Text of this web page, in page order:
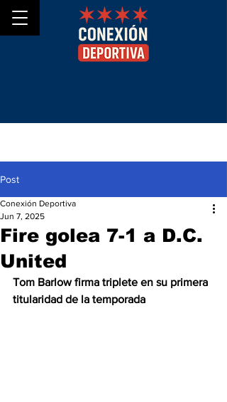
Post
Fire golea 7-1 a D.C.
United
Conexión Deportiva
Jun 7, 2025
Tom Barlow firma triplete en su primera
titularidad de la temporada